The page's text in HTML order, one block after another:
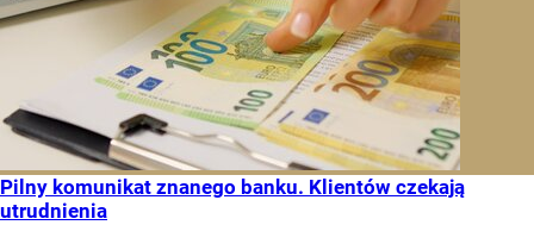
Pilny komunikat znanego banku. Klientów czekają
utrudnienia